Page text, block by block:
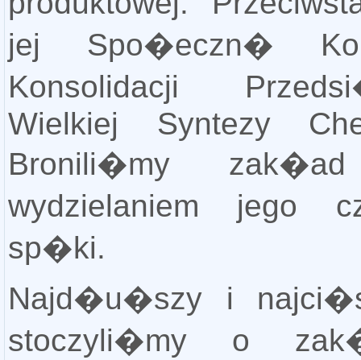
jej Spo�eczn�
Konsolidacji
Wielkiej Syntezy
Bronili�my
wydzielaniem jego
sp�ki.
Najd�u�szy i
stoczyli�my o